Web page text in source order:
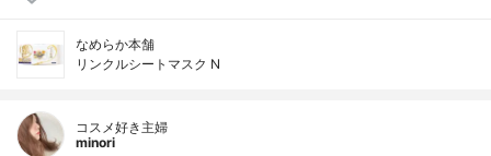
なめらか本舗
リンクルシートマスク N
コスメ好き主婦
minori